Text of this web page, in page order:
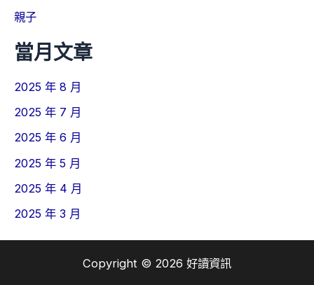
親子
當月文章
2025 年 8 月
2025 年 7 月
2025 年 6 月
2025 年 5 月
2025 年 4 月
2025 年 3 月
Copyright © 2026 好讀資訊